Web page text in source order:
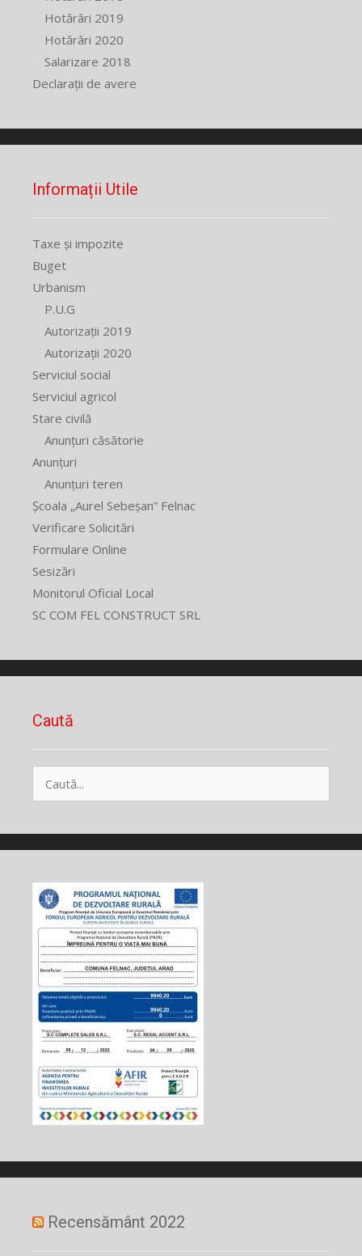
Hotărâri 2019
Hotărâri 2020
Salarizare 2018
Declarații de avere
Informații Utile
Taxe și impozite
Buget
Urbanism
P.U.G
Autorizații 2019
Autorizații 2020
Serviciul social
Serviciul agricol
Stare civilă
Anunțuri căsătorie
Anunțuri
Anunțuri teren
Școala „Aurel Sebeșan” Felnac
Verificare Solicitări
Formulare Online
Sesizări
Monitorul Oficial Local
SC COM FEL CONSTRUCT SRL
Caută
după:
Recensământ 2022